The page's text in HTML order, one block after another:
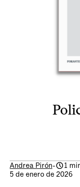
Andrea Pirón-
1
5 de enero de 2026